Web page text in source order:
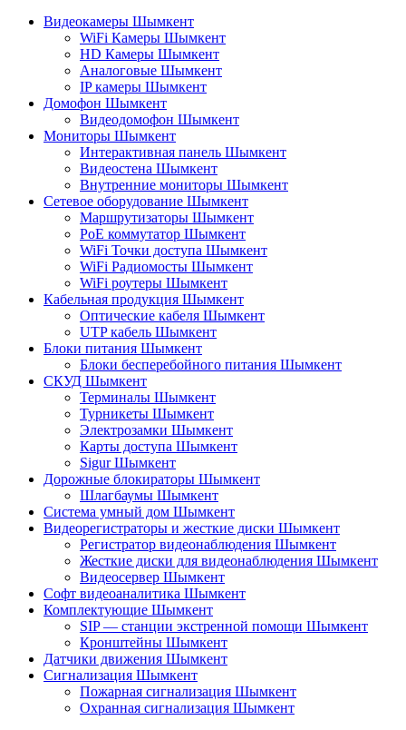
Видеокамеры Шымкент
WiFi Камеры Шымкент
HD Камеры Шымкент
Аналоговые Шымкент
IP камеры Шымкент
Домофон Шымкент
Видеодомофон Шымкент
Мониторы Шымкент
Интерактивная панель Шымкент
Видеостена Шымкент
Внутренние мониторы Шымкент
Сетевое оборудование Шымкент
Маршрутизаторы Шымкент
PoE коммутатор Шымкент
WiFi Точки доступа Шымкент
WiFi Радиомосты Шымкент
WiFi роутеры Шымкент
Кабельная продукция Шымкент
Оптические кабеля Шымкент
UTP кабель Шымкент
Блоки питания Шымкент
Блоки бесперебойного питания Шымкент
СКУД Шымкент
Терминалы Шымкент
Турникеты Шымкент
Электрозамки Шымкент
Карты доступа Шымкент
Sigur Шымкент
Дорожные блокираторы Шымкент
Шлагбаумы Шымкент
Система умный дом Шымкент
Видеорегистраторы и жесткие диски Шымкент
Регистратор видеонаблюдения Шымкент
Жесткие диски для видеонаблюдения Шымкент
Видеосервер Шымкент
Софт видеоаналитика Шымкент
Комплектующие Шымкент
SIP — станции экстренной помощи Шымкент
Кронштейны Шымкент
Датчики движения Шымкент
Сигнализация Шымкент
Пожарная сигнализация Шымкент
Охранная сигнализация Шымкент